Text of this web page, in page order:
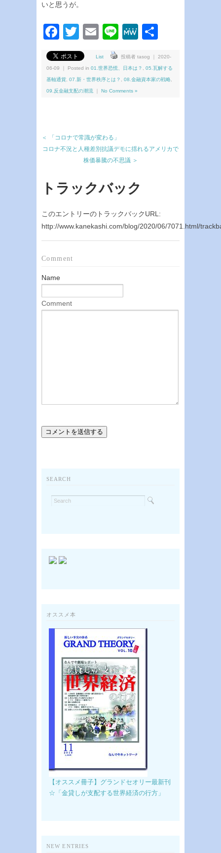
いと思うが。
Facebook
Twitter
EmailLineMeWe
List 投稿者 tasog ｜ 2020-
06-09 ｜ Posted in 01.世界恐慌、日本は？ 05.瓦解する
基軸通貨 07.新・世界秩序とは？ 08.金融資本家の戦略
09.反金融支配の潮流 No Comments »
＜ 「コロナで常識が変わる」
コロナ不況と人種差別抗議デモに揺れるアメリカで
株価暴騰の不思議 ＞
トラックバック
このエントリーのトラックバックURL:
http://www.kanekashi.com/blog/2020/06/7071.html/
Comment
Name
Comment
SEARCH
オススメ本
【オススメ冊子】グランドセオリー最新刊
☆「金貸しが支配する世界経済の行方」
NEW ENTRIES